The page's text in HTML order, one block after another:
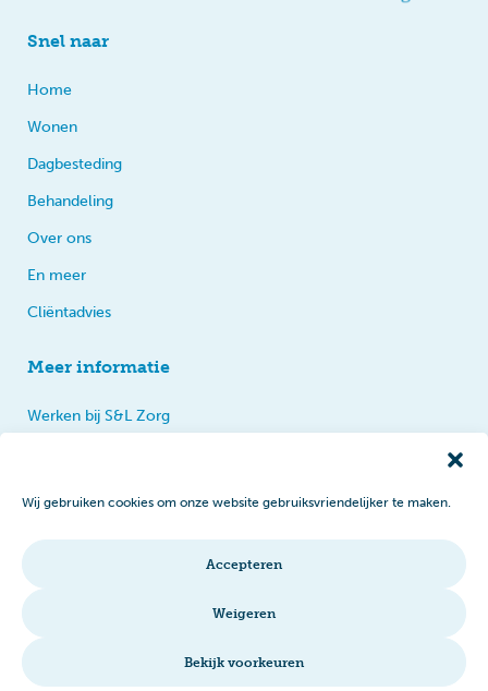
Wij gebruiken cookies om onze website gebruiksvriendelijker te maken.
Accepteren
Weigeren
Bekijk voorkeuren
Snel naar
Home
Wonen
Dagbesteding
Behandeling
Over ons
En meer
Cliëntadvies
Meer informatie
Werken bij S&L Zorg
Intranet